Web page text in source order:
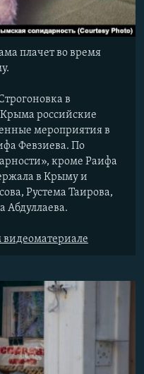
плачет во время
в
российские
мероприятия в
Февзиева. По
кроме Раифа
в Крыму и
Рустема Таирова,
Абдуллаева.